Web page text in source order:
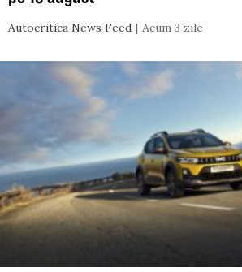
Autocritica News Feed Acum 3 zile